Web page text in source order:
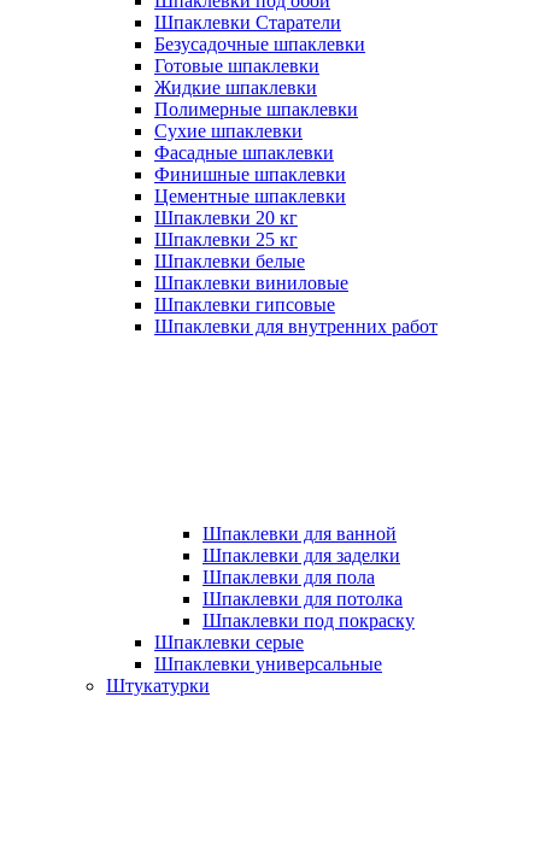
Шпаклевки Старатели
Безусадочные шпаклевки
Готовые шпаклевки
Жидкие шпаклевки
Полимерные шпаклевки
Сухие шпаклевки
Фасадные шпаклевки
Финишные шпаклевки
Цементные шпаклевки
Шпаклевки 20 кг
Шпаклевки 25 кг
Шпаклевки белые
Шпаклевки виниловые
Шпаклевки гипсовые
Шпаклевки для внутренних работ
Шпаклевки для ванной
Шпаклевки для заделки
Шпаклевки для пола
Шпаклевки для потолка
Шпаклевки под покраску
Шпаклевки серые
Шпаклевки универсальные
Штукатурки